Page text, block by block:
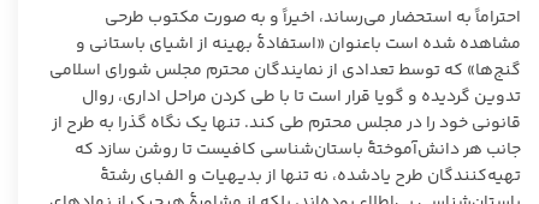
احتراماً به استحضار می‌رساند، اخیراً و به صورت مکتوب طرحی
مشاهده شده است باعنوان «استفادۀ بهینه از اشیای باستانی و
گنج‌ها» که توسط تعدادی از نمایندگان محترم مجلس شورای اسلامی
تدوین گردیده و گویا قرار است تا با طی کردن مراحل اداری، روال
قانونی خود را در مجلس محترم طی کند. تنها یک نگاه گذرا به طرح از
جانب هر دانش‌آموختۀ باستان‌شناسی کافیست تا روشن سازد که
تهیه‌کنندگان طرح یادشده، نه تنها از بدیهیات و الفبای رشتۀ